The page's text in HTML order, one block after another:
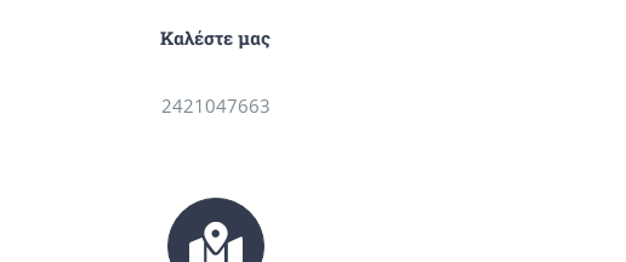
Καλέστε μας
2421047663